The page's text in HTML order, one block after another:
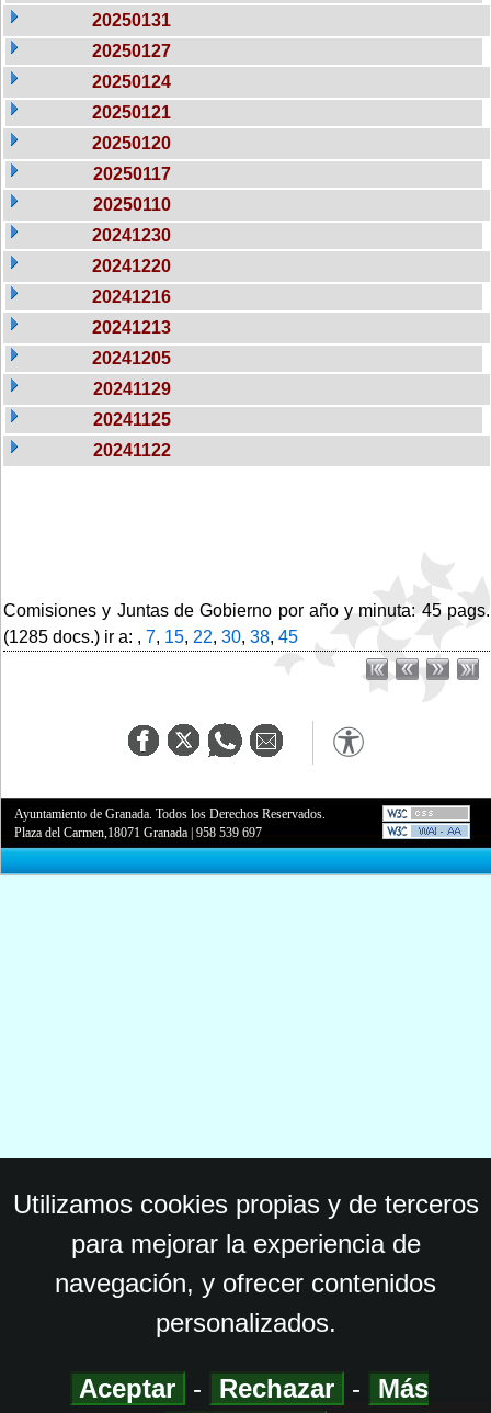
20250131
20250127
20250124
20250121
20250120
20250117
20250110
20241230
20241220
20241216
20241213
20241205
20241129
20241125
20241122
Comisiones y Juntas de Gobierno por año y minuta: 45 pags.
(1285 docs.) ir a: , 7, 15, 22, 30, 38, 45
Ayuntamiento de Granada. Todos los Derechos Reservados.
Plaza del Carmen,18071 Granada |958 539 697
Utilizamos cookies propias y de terceros
para mejorar la experiencia de
navegación, y ofrecer contenidos
personalizados.
Aceptar - Rechazar - Más